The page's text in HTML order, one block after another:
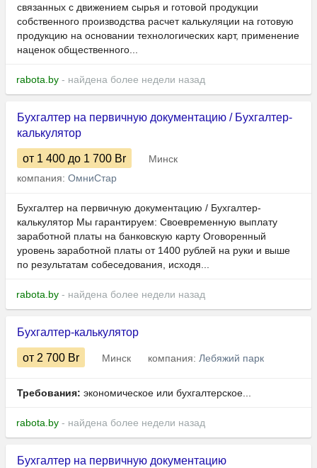
связанных с движением сырья и готовой продукции
собственного производства расчет калькуляции на готовую
продукцию на основании технологических карт, применение
наценок общественного...
rabota.by - найдена более недели назад
Бухгалтер на первичную документацию / Бухгалтер-
калькулятор
от 1 400 до 1 700 Br
Минск
компания: ОмниСтар
Бухгалтер на первичную документацию / Бухгалтер-
калькулятор Мы гарантируем: Своевременную выплату
заработной платы на банковскую карту Оговоренный
уровень заработной платы от 1400 рублей на руки и выше
по результатам собеседования, исходя...
rabota.by - найдена более недели назад
Бухгалтер-калькулятор
от 2 700 Br Минск компания: Лебяжий парк
Требования: экономическое или бухгалтерское...
rabota.by - найдена более недели назад
Бухгалтер на первичную документацию